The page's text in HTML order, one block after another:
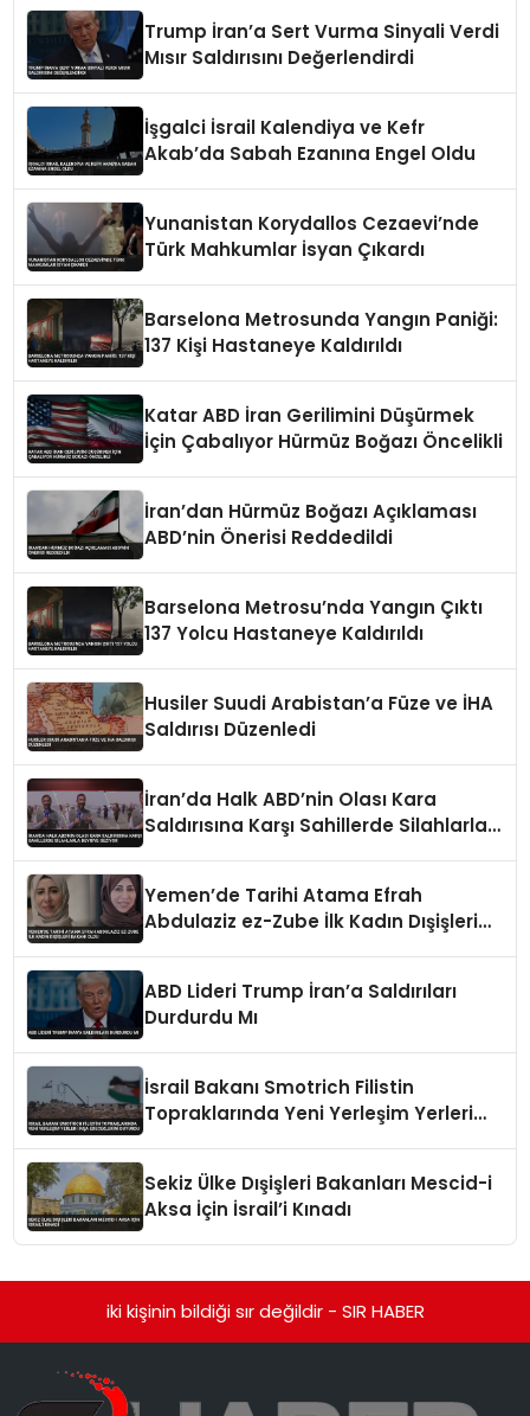
Trump İran’a Sert Vurma Sinyali Verdi
Mısır Saldırısını Değerlendirdi
İşgalci İsrail Kalendiya ve Kefr
Akab’da Sabah Ezanına Engel Oldu
Yunanistan Korydallos Cezaevi’nde
Türk Mahkumlar İsyan Çıkardı
Barselona Metrosunda Yangın Paniği:
137 Kişi Hastaneye Kaldırıldı
Katar ABD İran Gerilimini Düşürmek
İçin Çabalıyor Hürmüz Boğazı Öncelikli
İran’dan Hürmüz Boğazı Açıklaması
ABD’nin Önerisi Reddedildi
Barselona Metrosu’nda Yangın Çıktı
137 Yolcu Hastaneye Kaldırıldı
Husiler Suudi Arabistan’a Füze ve İHA
Saldırısı Düzenledi
İran’da Halk ABD’nin Olası Kara
Saldırısına Karşı Sahillerde Silahlarla
Yemen’de Tarihi Atama Efrah
Abdulaziz ez-Zube İlk Kadın Dışişleri
ABD Lideri Trump İran’a Saldırıları
Durdurdu Mı
İsrail Bakanı Smotrich Filistin
Topraklarında Yeni Yerleşim Yerleri
Sekiz Ülke Dışişleri Bakanları Mescid-i
Aksa İçin İsrail’i Kınadı
iki kişinin bildiği sır değildir - SIR HABER